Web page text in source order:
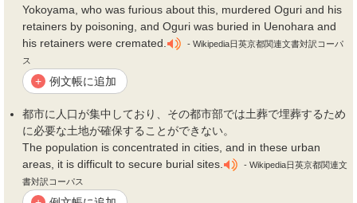
Yokoyama, who was furious about this, murdered Oguri and his
retainers by poisoning, and Oguri was buried in Uenohara and
his retainers were cremated.
- Wikipedia日英京都関連文書対訳コーパ
ス
+ 例文帳に追加
都市に人口が集中しており、その都市部では土葬で埋葬するため
に必要な土地が確保することができない。
The population is concentrated in cities, and in these urban
areas, it is difficult to secure burial sites.
- Wikipedia日英京都関連文
書対訳コーパス